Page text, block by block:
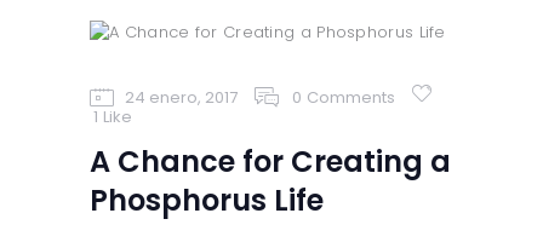
24 enero, 2017 0 Comments
1 Like
A Chance for Creating a
Phosphorus Life